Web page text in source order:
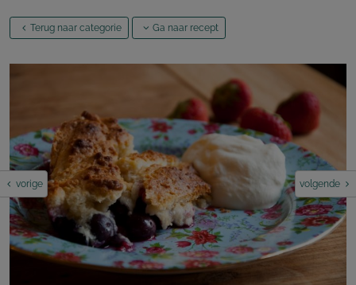
Terug naar categorie Ga naar recept
vorige volgende